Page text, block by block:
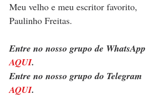
Meu velho e meu escritor favorito,
Paulinho Freitas.
Entre no nosso grupo de WhatsApp
AQUI.
Entre no nosso grupo do Telegram
AQUI.